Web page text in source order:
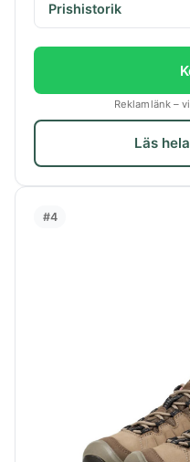
Prishistorik
Reklamlänk –
Läs
#4